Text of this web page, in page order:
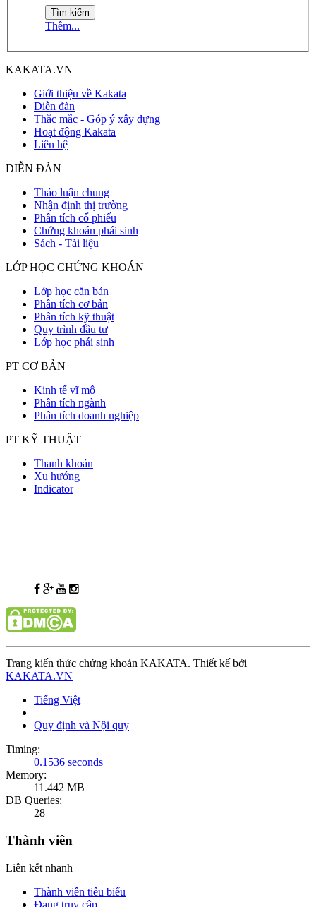
Thêm...
KAKATA.VN
Giới thiệu về Kakata
Diễn đàn
Thắc mắc - Góp ý xây dựng
Hoạt động Kakata
Liên hệ
DIỄN ĐÀN
Thảo luận chung
Nhận định thị trường
Phân tích cổ phiếu
Chứng khoán phái sinh
Sách - Tài liệu
LỚP HỌC CHỨNG KHOÁN
Lớp học căn bản
Phân tích cơ bản
Phân tích kỹ thuật
Quy trình đầu tư
Lớp học phái sinh
PT CƠ BẢN
Kinh tế vĩ mô
Phân tích ngành
Phân tích doanh nghiệp
PT KỸ THUẬT
Thanh khoản
Xu hướng
Indicator
Trang kiến thức chứng khoán KAKATA. Thiết kế bởi
KAKATA.VN
Tiếng Việt
Quy định và Nội quy
Timing:
0.1536 seconds
Memory:
11.442 MB
DB Queries:
28
Thành viên
Liên kết nhanh
Thành viên tiêu biểu
Đang truy cập